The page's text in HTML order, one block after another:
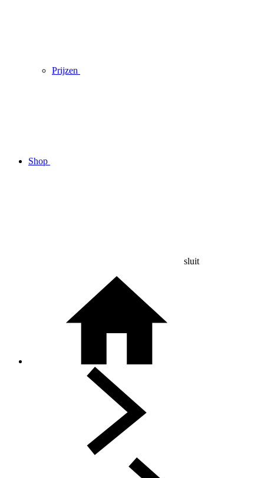
Prijzen
Shop
sluit